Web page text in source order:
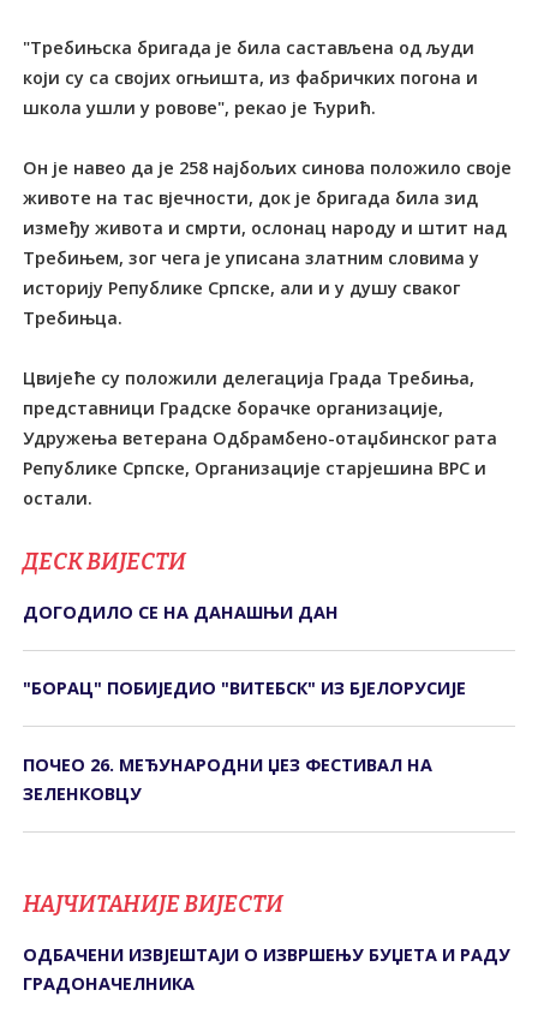
"Требињска бригада је била састављена од људи
који су са својих огњишта, из фабричких погона и
школа ушли у ровове", рекао је Ћурић.
Он је навео да је 258 најбољих синова положило своје
животе на тас вјечности, док је бригада била зид
између живота и смрти, ослонац народу и штит над
Tребињем, зог чега је уписана златним словима у
историју Републике Српске, али и у душу сваког
Требињца.
Цвијеће су положили делегација Града Требиња,
представници Градске борачке организације,
Удружења ветерана Одбрамбено-отаџбинског рата
Републике Српске, Организације старјешина ВРС и
остали.
ДЕСК ВИЈЕСТИ
ДОГОДИЛО СЕ НА ДАНАШЊИ ДАН
"БОРАЦ" ПОБИЈЕДИО "ВИТЕБСК" ИЗ БЈЕЛОРУСИЈЕ
ПОЧЕО 26. МЕЂУНАРОДНИ ЏЕЗ ФЕСТИВАЛ НА
ЗЕЛЕНКОВЦУ
НАЈЧИТАНИЈЕ ВИЈЕСТИ
ОДБАЧЕНИ ИЗВЈЕШТАЈИ О ИЗВРШЕЊУ БУЏЕТА И РАДУ
ГРАДОНАЧЕЛНИКА